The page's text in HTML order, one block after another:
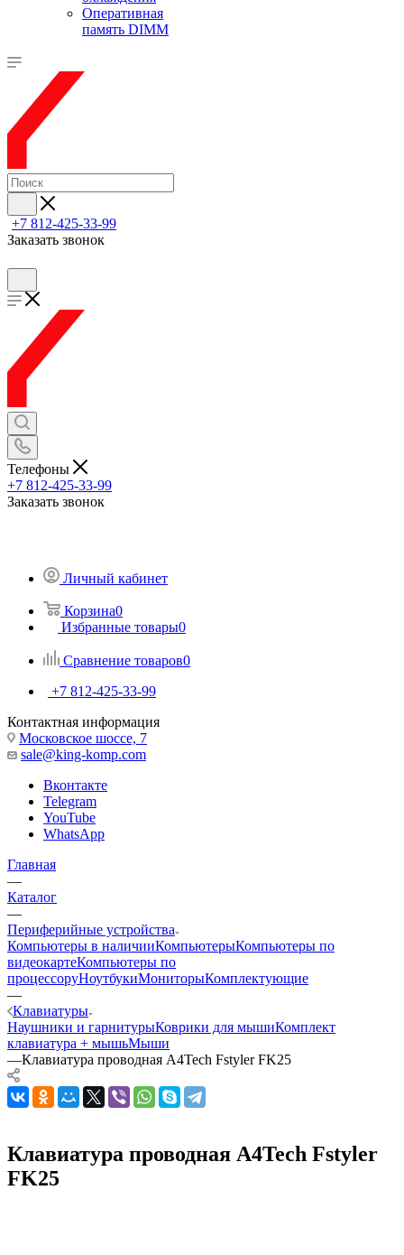
Оперативная
память DIMM
+7 812-425-33-99
Заказать звонок
Телефоны
+7 812-425-33-99
Заказать звонок
Личный кабинет
Корзина0
Избранные товары0
Сравнение товаров0
+7 812-425-33-99
Контактная информация
Московское шоссе, 7
sale@king-komp.com
Вконтакте
Telegram
YouTube
WhatsApp
Главная
—
Каталог
—
Периферийные устройства
Компьютеры в наличииКомпьютерыКомпьютеры по
видеокартеКомпьютеры по
процессоруНоутбукиМониторыКомплектующие
—
Клавиатуры
Наушники и гарнитурыКоврики для мышиКомплект
клавиатура + мышьМыши
—Клавиатура проводная A4Tech Fstyler FK25
Клавиатура проводная A4Tech Fstyler
FK25